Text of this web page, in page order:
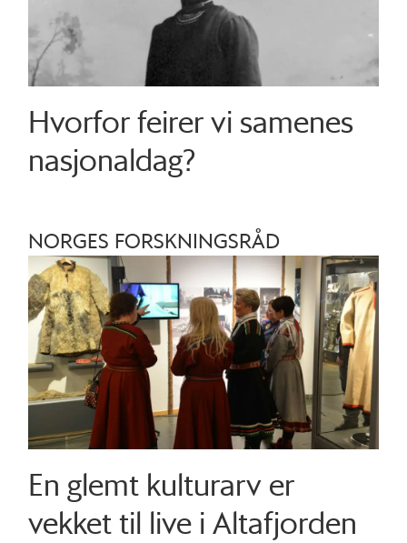
Hvorfor feirer vi samenes
nasjonaldag?
NORGES FORSKNINGSRÅD
En glemt kulturarv er
vekket til live i Altafjorden